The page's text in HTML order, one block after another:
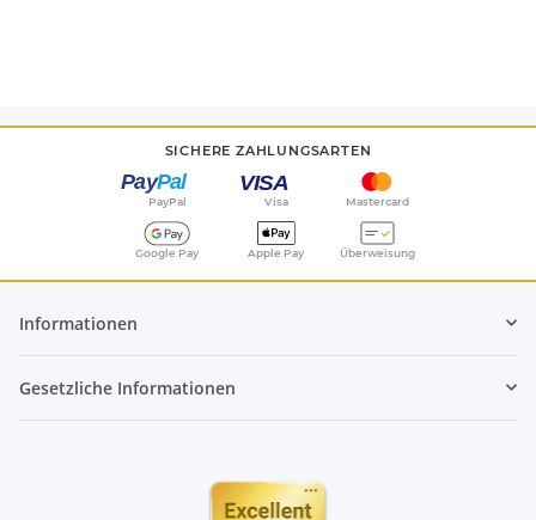
SICHERE ZAHLUNGSARTEN
PayPal Visa Mastercard
Google Pay Apple Pay Überweisung
Informationen
Gesetzliche Informationen